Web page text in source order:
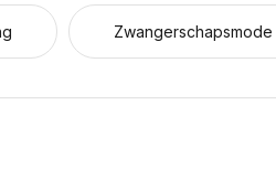
Zwangerschapsmode